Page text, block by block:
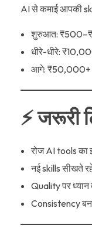
AI से कमाई आपकी
शुरुआत:
धीरे-धीरे:
आगे: ₹50,000+
⚡ जरूरी
रोज AI tools का
नई skills सीखते
Quality पर ध्यान
Consistency